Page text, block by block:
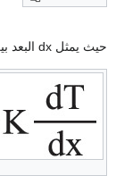
حيث يمثل dx البعد بين سطحين متساوييْ الدرجة متجاورين يختلفان بمقدار dT في درجة الحرارة وصاغ القانون بدقة على النحو التالي: